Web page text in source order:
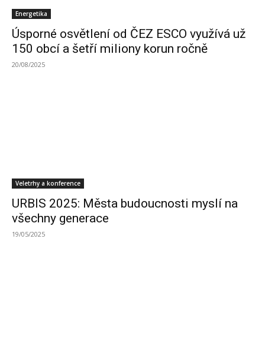
Energetika
Úsporné osvětlení od ČEZ ESCO využívá už
150 obcí a šetří miliony korun ročně
20/08/2025
Veletrhy a konference
URBIS 2025: Města budoucnosti myslí na
všechny generace
19/05/2025